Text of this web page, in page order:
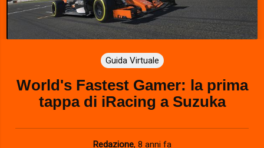
l
a
y
V
Guida Virtuale
World's Fastest Gamer: la prima
tappa di iRacing a Suzuka
Redazione, 8 anni fa